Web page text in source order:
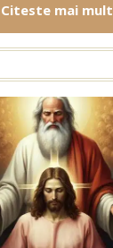
Citeste mai mult